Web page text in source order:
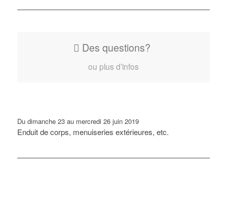
Des questions?
ou plus d’infos
Du dimanche 23 au mercredi 26 juin 2019
Enduit de corps, menuiseries extérieures, etc.